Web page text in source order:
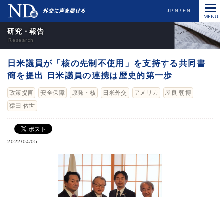
JPN EN
研究・報告
日米議員が「核の先制不使用」を支持する共同書
簡を提出 日米議員の連携は歴史的第一歩
政策提言 安全保障 原発・核 日米外交 アメリカ
屋良 朝博
猿田 佐世
2022/04/05